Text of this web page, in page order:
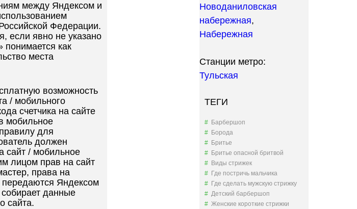
между Яндексом и
Федерации.
если явно не указано
понимается как
места
возможность
/ мобильного
счетчика на сайте
мобильное
для
должен
сайт / мобильное
лицом прав на сайт
права на
передаются Яндексом
собирает данные
сайта.
Новоданиловская
набережная,
Набережная
Станции метро:
Тульская
ТЕГИ
Барбершоп
Борода
Бритье
Бритье опасной бритвой
Виды стрижек
Где постричь мальчика
Где сделать мужскую стрижку
Детский барбершоп
Женские короткие стрижки